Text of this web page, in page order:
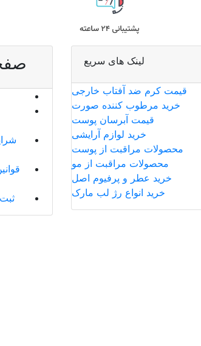
لینک های سریع
قیمت کرم ضد آفتاب خارجی
خرید مرطوب کننده صورت
قیمت آبرسان پوست
خرید لوازم آرایشی
محصولات مراقبت از پوست
محصولات مراقبت از مو
خرید عطر و پرفیوم اصل
خرید انواع رژ لب مارک